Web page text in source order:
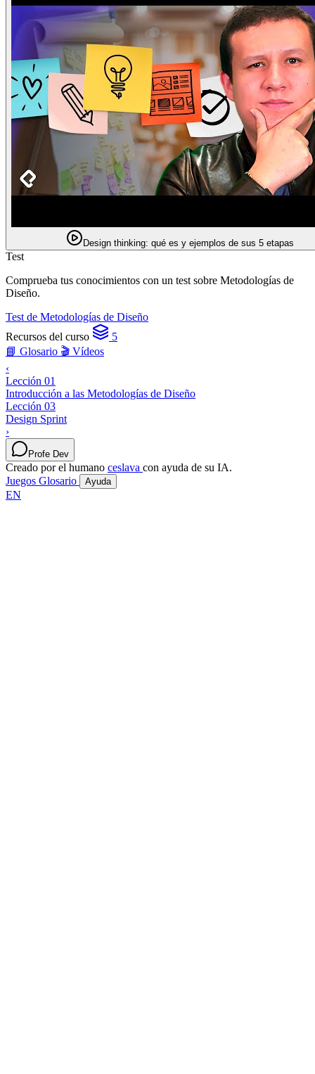
Design thinking: qué es y ejemplos de sus 5 etapas
Test
Comprueba tus conocimientos con un test sobre Metodologías de
Diseño.
Test de Metodologías de Diseño
Recursos del curso
5
📘 Glosario 🎬 Vídeos
‹
Lección 01
Introducción a las Metodologías de Diseño
Lección 03
Design Sprint
›
Profe Dev
Creado por el humano ceslava con ayuda de su IA.
Juegos Glosario Ayuda
EN